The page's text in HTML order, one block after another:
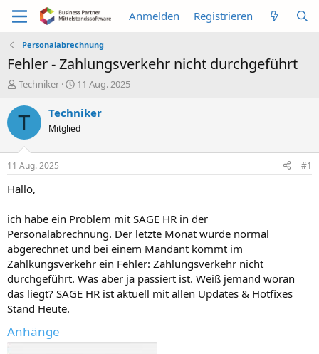
Anmelden Registrieren
Personalabrechnung
Fehler - Zahlungsverkehr nicht durchgeführt
E
s
t
e
r
Techniker
E
s
t
e
t
11 Aug. 2025
T Techniker
Mitglied
11 Aug. 2025 #1
Hallo,
ich habe ein Problem mit SAGE HR in der
Personalabrechnung. Der letzte Monat wurde normal
abgerechnet und bei einem Mandant kommt im
Zahlkungsverkehr ein Fehler: Zahlungsverkehr nicht
durchgeführt. Was aber ja passiert ist. Weiß jemand woran
das liegt? SAGE HR ist aktuell mit allen Updates & Hotfixes
Stand Heute.
Anhänge